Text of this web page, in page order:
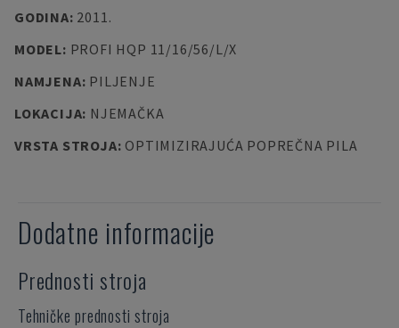
GODINA: 2011.
MODEL: PROFI HQP 11/16/56/L/X
NAMJENA: PILJENJE
LOKACIJA: NJEMAČKA
VRSTA STROJA: OPTIMIZIRAJUĆA POPREČNA PILA
Dodatne informacije
Prednosti stroja
Tehničke prednosti stroja